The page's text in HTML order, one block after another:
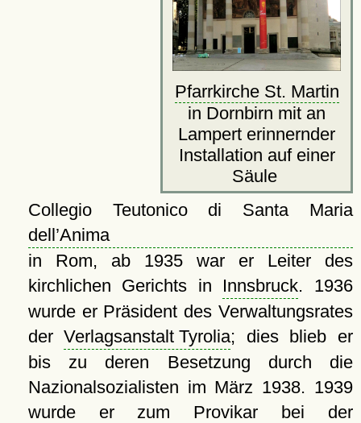
Pfarrkirche St. Martin
in Dornbirn mit an
Lampert erinnernder
Installation auf einer
Säule
Collegio Teutonico di Santa Maria
dell’Anima
in Rom, ab 1935 war er Leiter des
kirchlichen Gerichts in Innsbruck. 1936
wurde er Präsident des Verwaltungsrates
derVerlagsanstalt Tyrolia; dies blieb er
bis zu deren Besetzung durch die
Nazionalsozialisten im März 1938. 1939
wurde er zum Provikar bei der